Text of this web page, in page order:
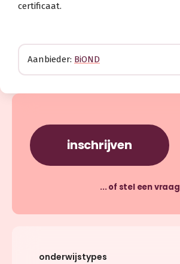
certificaat.
Aanbieder: BiOND
inschrijven
... of stel een vraag
onderwijstypes